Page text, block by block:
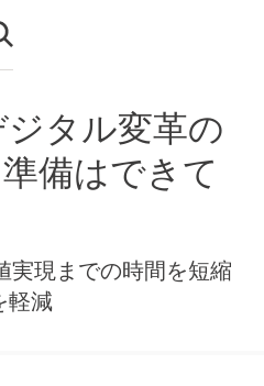
search
タル変革の
備はできて
実現までの時間を短縮
軽減